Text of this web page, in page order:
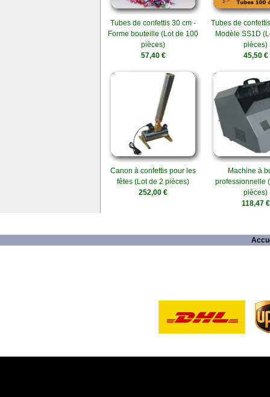
Tubes de confettis 30 cm -
Forme bouteille (Lot de 100
pièces)
57,40 €
Tubes de
Modèle SS1D
pièces)
45,50 €
Canon à confettis pour les
fêtes (Lot de 2 pièces)
252,00 €
Machine à
professionnelle
pièces)
118,47 €